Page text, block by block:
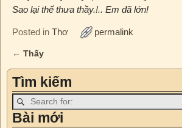
Sao lại thế thưa thầy.!.. Em đã lớn!
Posted in Thơ permalink
Post navigation
← Thấy
Tìm kiếm
Bài mới